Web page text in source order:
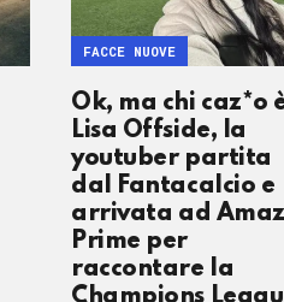
Ok, ma chi caz*o
Lisa Offside, la
youtuber partita
dal Fantacalcio e
arrivata ad
Prime per
raccontare la
Champions
FACCE NUOVE